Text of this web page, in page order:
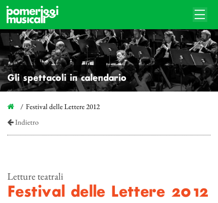
Gli spettacoli in calendario
Festival delle Lettere 2012
Indietro
Letture teatrali
Festival delle Lettere 2012